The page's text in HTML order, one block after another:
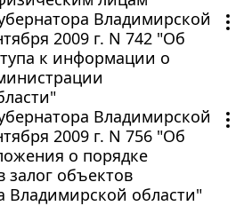
Владимирской
2009 г. N 742 "Об
к информации о
Владимирской
2009 г. N 756 "Об
о порядке
залог объектов
Владимирской области"